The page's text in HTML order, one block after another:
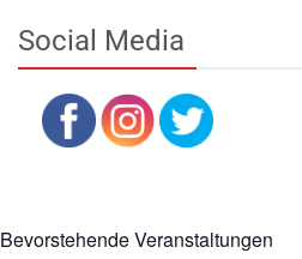
Social Media
Bevorstehende Veranstaltungen